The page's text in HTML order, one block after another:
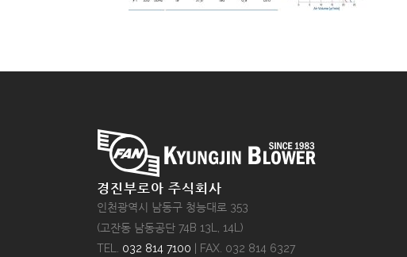
경진부로아 주식회사
인천광역시 남동구 청능대로 353
(고잔동 남동공단 74B 13L, 14L)
TEL. 032 814 7100 | FAX. 032 814 6327